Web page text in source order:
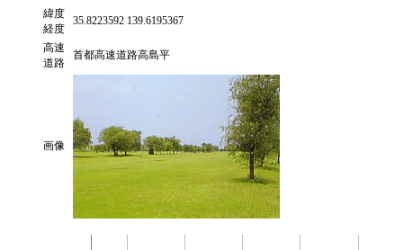
緯度
経度
35.8223592 139.6195367
高速
道路
首都高速道路高島平
画像